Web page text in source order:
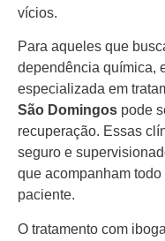
vícios.
Para aqueles que
dependência química,
especializada em
São Domingos pode
recuperação. Essas
seguro e
que acompanham
paciente.
O tratamento com